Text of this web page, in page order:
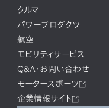
クルマ
パワープロダクツ
航空
モビリティサービス
Q&A・お問い合わせ
モータースポーツ
企業情報サイト